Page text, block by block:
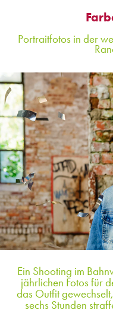
Portraitfotos in der
Ein Shooting im
jährlichen Fotos für
das Outfit
sechs Stunden